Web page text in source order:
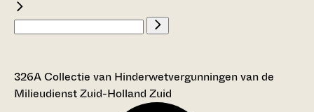
326A Collectie van Hinderwetvergunningen van de
Milieudienst Zuid-Holland Zuid